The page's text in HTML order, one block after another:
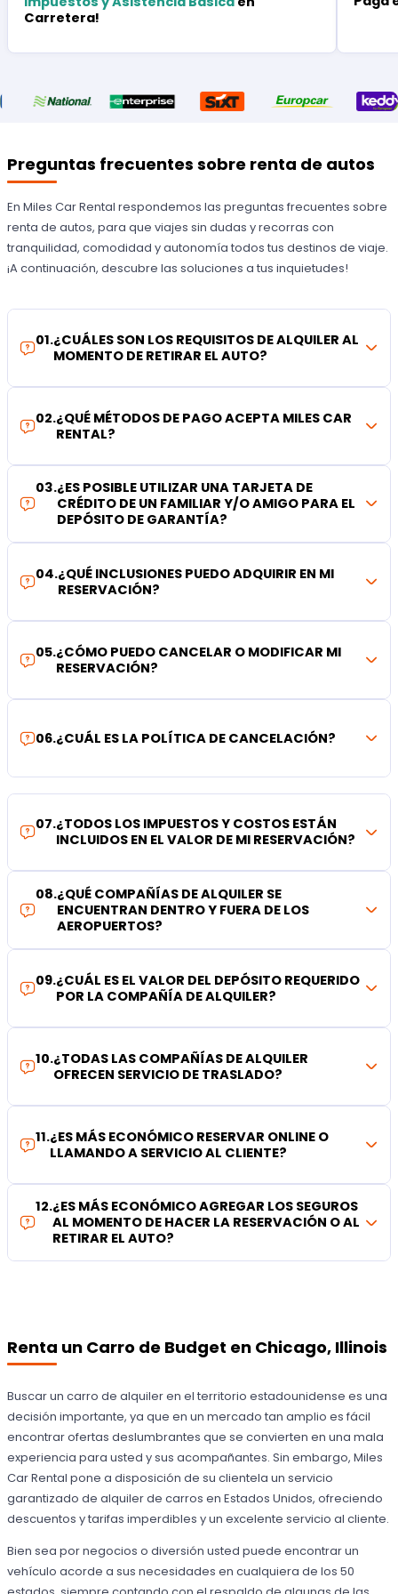
Carretera!
Preguntas frecuentes sobre renta de autos
En Miles Car Rental respondemos las preguntas frecuentes sobre
renta de autos, para que viajes sin dudas y recorras con
tranquilidad, comodidad y autonomía todos tus destinos de viaje.
¡A continuación, descubre las soluciones a tus inquietudes!
01.¿CUÁLES SON LOS REQUISITOS DE ALQUILER AL
MOMENTO DE RETIRAR EL AUTO?
02.¿QUÉ MÉTODOS DE PAGO ACEPTA MILES CAR
RENTAL?
03.¿ES POSIBLE UTILIZAR UNA TARJETA DE
CRÉDITO DE UN FAMILIAR Y/O AMIGO PARA EL
DEPÓSITO DE GARANTÍA?
04.¿QUÉ INCLUSIONES PUEDO ADQUIRIR EN MI
RESERVACIÓN?
05.¿CÓMO PUEDO CANCELAR O MODIFICAR MI
RESERVACIÓN?
06.¿CUÁL ES LA POLÍTICA DE CANCELACIÓN?
07.¿TODOS LOS IMPUESTOS Y COSTOS ESTÁN
INCLUIDOS EN EL VALOR DE MI RESERVACIÓN?
08.¿QUÉ COMPAÑÍAS DE ALQUILER SE
ENCUENTRAN DENTRO Y FUERA DE LOS
AEROPUERTOS?
09.¿CUÁL ES EL VALOR DEL DEPÓSITO REQUERIDO
POR LA COMPAÑÍA DE ALQUILER?
10.¿TODAS LAS COMPAÑÍAS DE ALQUILER
OFRECEN SERVICIO DE TRASLADO?
11.¿ES MÁS ECONÓMICO RESERVAR ONLINE O
LLAMANDO A SERVICIO AL CLIENTE?
12.¿ES MÁS ECONÓMICO AGREGAR LOS SEGUROS
AL MOMENTO DE HACER LA RESERVACIÓN O AL
RETIRAR EL AUTO?
Renta un Carro de Budget en Chicago, Illinois
Buscar un carro de alquiler en el territorio estadounidense es una
decisión importante, ya que en un mercado tan amplio es fácil
encontrar ofertas deslumbrantes que se convierten en una mala
experiencia para usted y sus acompañantes. Sin embargo, Miles
Car Rental pone a disposición de su clientela un servicio
garantizado de alquiler de carros en Estados Unidos, ofreciendo
descuentos y tarifas imperdibles y un excelente servicio al cliente.
Bien sea por negocios o diversión usted puede encontrar un
vehículo acorde a sus necesidades en cualquiera de los 50